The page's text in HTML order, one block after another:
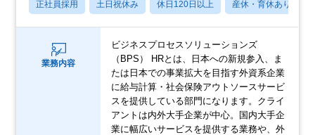
正社員採用 土日祝休み 休日120日以上 産休・育休あり
業務内容
ビジネスプロセスソリューションズ
（BPS） HRとは、日本への新規参入、ま
たは日本での事業拡大を目指す外資系企業
に給与計算・社会保険アウトソースサービ
スを提供している部門になります。クライ
アントは内外大手企業が中心。国内大手企
業に幅広いサービスを提供する業務や、外